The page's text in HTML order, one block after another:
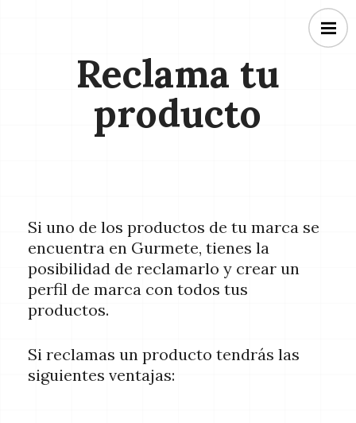
Reclama tu
producto
Si uno de los productos de tu marca se
encuentra en Gurmete, tienes la
posibilidad de reclamarlo y crear un
perfil de marca con todos tus
productos.
Si reclamas un producto tendrás las
siguientes ventajas: